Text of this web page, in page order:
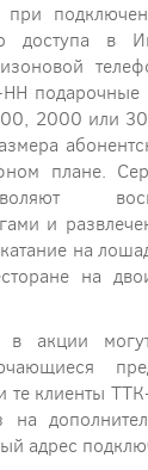
при
доступа в
подарочные
2000 или
плане.
и
на
на
в акции
те клиенты
на
адрес